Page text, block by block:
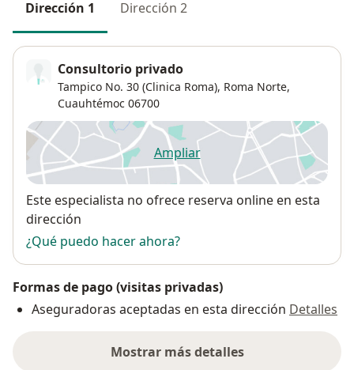
Dirección 1 Dirección 2
Consultorio privado
Tampico No. 30 (Clinica Roma), Roma Norte,
Cuauhtémoc 06700
Ampliarse abre en una nueva
Disponibilidad
Este especialista no ofrece reserva online en esta
dirección
¿Qué puedo hacer ahora?
Formas de pago (visitas privadas)
Aseguradoras aceptadas en esta dirección Detalles
Mostrar más detalles
sobre la dirección